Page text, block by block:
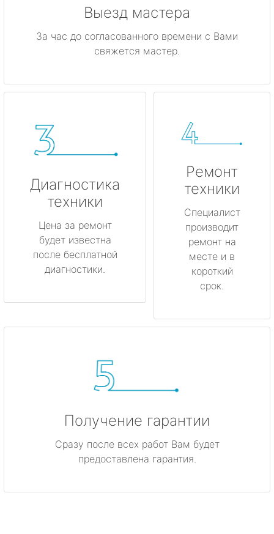
Выезд мастера
За час до согласованного времени с Вами
свяжется мастер.
Диагностика
техники
Цена за ремонт
будет известна
после бесплатной
диагностики.
Ремонт
техники
Специалист
производит
ремонт на
месте и в
короткий
срок.
Получение гарантии
Сразу после всех работ Вам будет
предоставлена гарантия.